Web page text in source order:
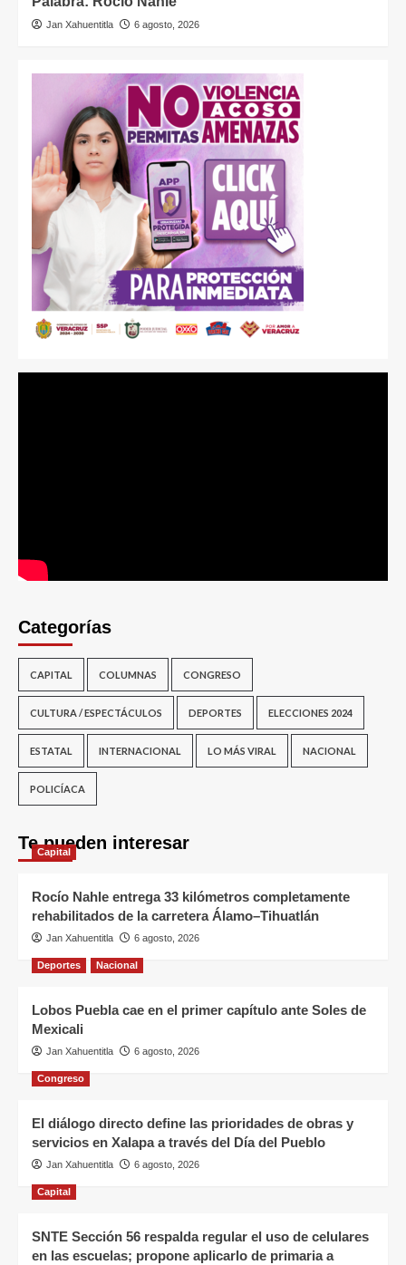
Jan Xahuentitla 6 agosto, 2026
Categorías
CAPITAL COLUMNAS CONGRESO
CULTURA / ESPECTÁCULOS DEPORTES ELECCIONES 2024
ESTATAL INTERNACIONAL LO MÁS VIRAL NACIONAL
POLICÍACA
Te pueden interesar
Capital
Rocío Nahle entrega 33 kilómetros completamente
rehabilitados de la carretera Álamo–Tihuatlán
Jan Xahuentitla 6 agosto, 2026
Deportes Nacional
Lobos Puebla cae en el primer capítulo ante Soles de
Mexicali
Jan Xahuentitla 6 agosto, 2026
Congreso
El diálogo directo define las prioridades de obras y
servicios en Xalapa a través del Día del Pueblo
Jan Xahuentitla 6 agosto, 2026
Capital
SNTE Sección 56 respalda regular el uso de celulares
en las escuelas; propone aplicarlo de primaria a